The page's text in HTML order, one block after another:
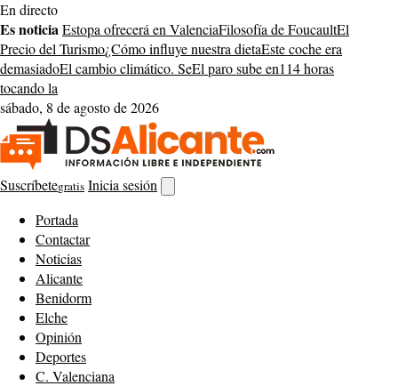
Saltar
al
contenido
En directo
Es noticiaEstopa ofrecerá en ValenciaFilosofía de FoucaultEl
Precio del Turismo¿Cómo influye nuestra dietaEste coche era
demasiadoEl cambio climático. SeEl paro sube en114 horas
tocando la
sábado, 8 de agosto de 2026
Suscríbetegratis Inicia sesión
buscador
Portada
Contactar
Noticias
Alicante
Benidorm
Elche
Opinión
Deportes
C. Valenciana